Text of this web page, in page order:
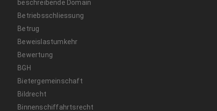
beschreibende Domain
Betriebsschliessung
Betrug
Beweislastumkehr
Bewertung
BGH
Bietergemeinschaft
Bildrecht
Binnenschiffahrtsrecht